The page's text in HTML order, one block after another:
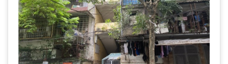
Nhận diện sự thật
Dấu ấn VOV
Việc làm
Biển đảo